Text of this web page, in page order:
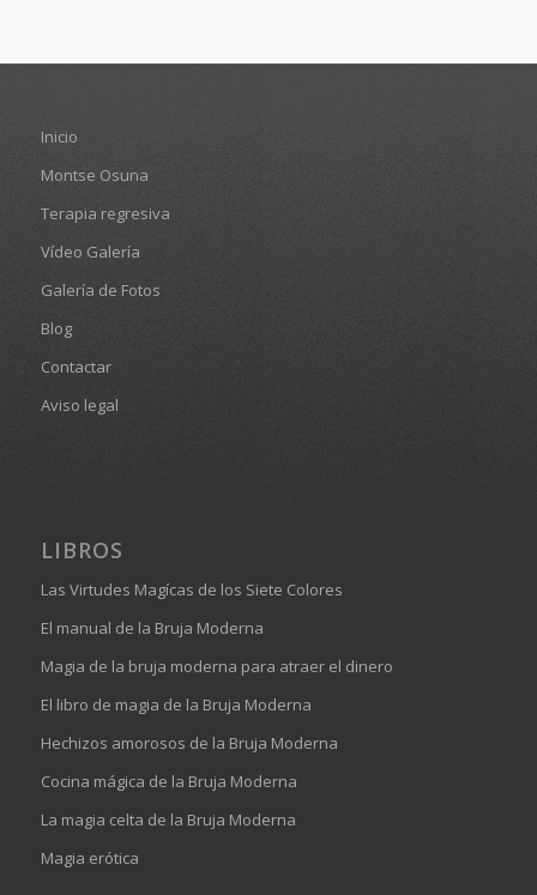
Inicio
Montse Osuna
Terapia regresiva
Vídeo Galería
Galería de Fotos
Blog
Contactar
Aviso legal
LIBROS
Las Virtudes Magícas de los Siete Colores
El manual de la Bruja Moderna
Magia de la bruja moderna para atraer el dinero
El libro de magia de la Bruja Moderna
Hechizos amorosos de la Bruja Moderna
Cocina mágica de la Bruja Moderna
La magia celta de la Bruja Moderna
Magia erótica